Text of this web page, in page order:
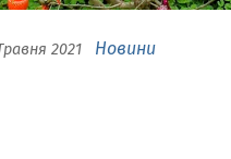
2021 Новини